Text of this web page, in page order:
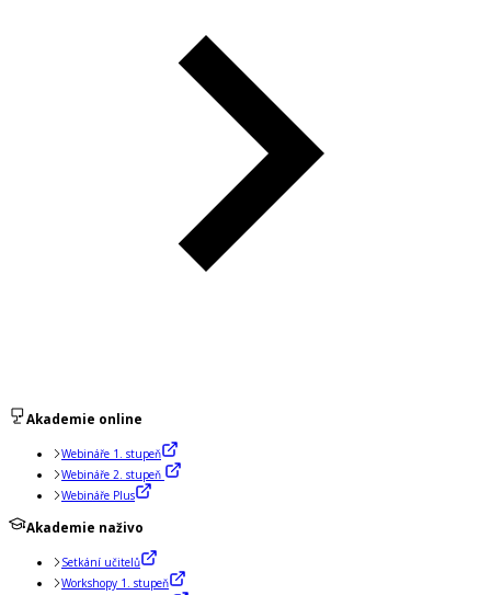
Akademie online
Webináře 1. stupeň
Webináře 2. stupeň
Webináře Plus
Akademie naživo
Setkání učitelů
Workshopy 1. stupeň